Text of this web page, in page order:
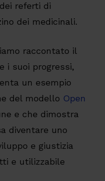
referti di
dei medicinali.
raccontato il
i suoi progressi,
un esempio
del modello Open
e che dimostra
diventare uno
e giustizia
e utilizzabile